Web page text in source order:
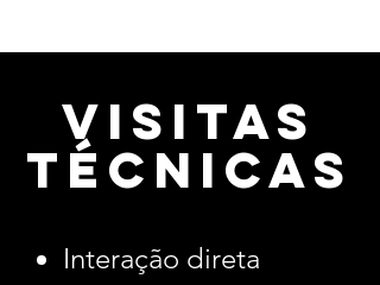
Visitas
técnicas
Interação direta